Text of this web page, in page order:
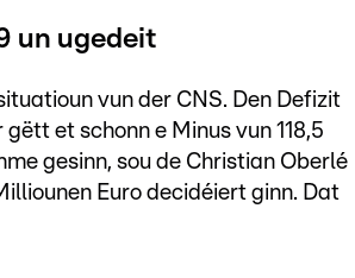
un ugedeit
vun der CNS. Den Defizit
et schonn e Minus vun 118,5
gesinn, sou de Christian Oberlé
Euro decidéiert ginn. Dat